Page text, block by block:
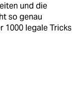
und die
so genau
1000 legale Tricks